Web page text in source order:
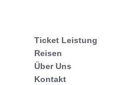
Ticket Leistung
Reisen
Über Uns
Kontakt